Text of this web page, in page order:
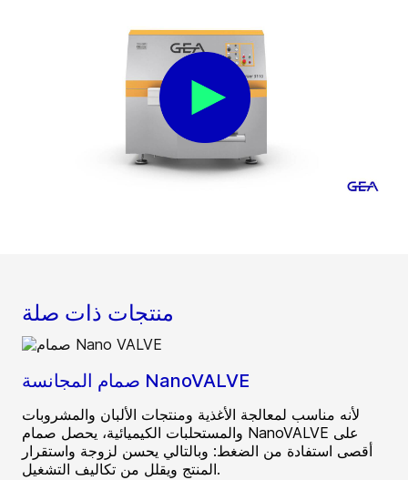
منتجات ذات صلة
صمام المجانسة NanoVALVE
لأنه مناسب لمعالجة الأغذية ومنتجات الألبان والمشروبات
والمستحلبات الكيميائية، يحصل صمام NanoVALVE على
أقصى استفادة من الضغط: وبالتالي يحسن لزوجة واستقرار
المنتج ويقلل من تكاليف التشغيل.